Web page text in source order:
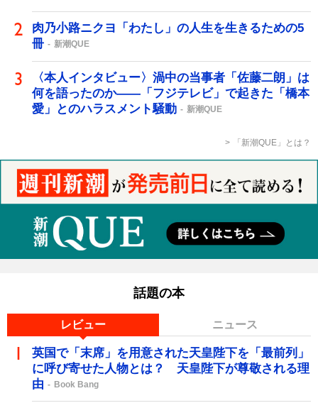
肉乃小路ニクヨ「わたし」の人生を生きるための5
冊
新潮QUE
〈本人インタビュー〉渦中の当事者「佐藤二朗」は
何を語ったのか――「フジテレビ」で起きた「橋本
愛」とのハラスメント騒動
新潮QUE
「新潮QUE」とは？
話題の本
レビュー ニュース
英国で「末席」を用意された天皇陛下を「最前列」
に呼び寄せた人物とは？ 天皇陛下が尊敬される理
由
Book Bang